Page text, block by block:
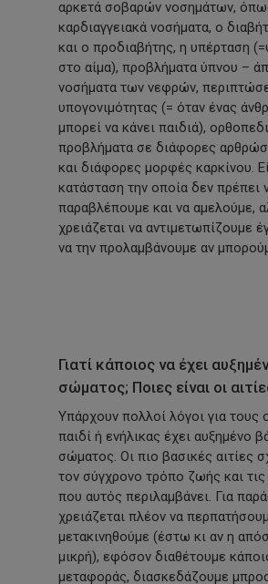
αρκετά σοβαρών νοσημάτων,
καρδιαγγειακά νοσήματα, ο
και ο προδιαβήτης, η υπέρταση
στο αίμα), προβλήματα ύπνου –
νοσήματα των νεφρών,
υπογονιμότητας (= όταν ένας
μπορεί να κάνει παιδιά),
προβλήματα σε διάφορες
και διάφορες μορφές καρκίνου.
κατάσταση την οποία δεν πρέπει
παραβλέπουμε και να αμελούμε,
χρειάζεται να αντιμετωπίζουμε
να την προλαμβάνουμε αν
Γιατί κάποιος να έχει
σώματος; Ποιες είναι οι
Υπάρχουν πολλοί λόγοι για τους
παιδί ή ενήλικας έχει αυξημένο
σώματος. Οι πιο βασικές αιτίες
τον σύγχρονο τρόπο ζωής και τις
που αυτός περιλαμβάνει. Για
χρειάζεται πλέον να
μετακινηθούμε (έστω κι αν η
μικρή), εφόσον διαθέτουμε
μεταφοράς, διασκεδάζουμε